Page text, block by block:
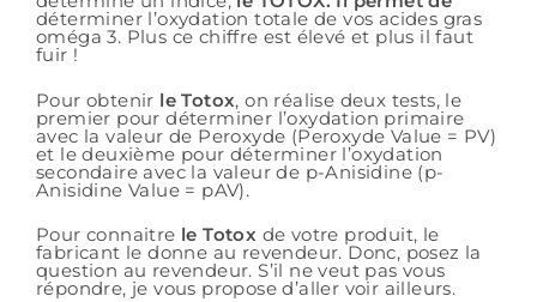
déterminer l’oxydation totale de vos acides gras
oméga 3. Plus ce chiffre est élevé et plus il faut
fuir !
Pour obtenir le Totox, on réalise deux tests, le
premier pour déterminer l’oxydation primaire
avec la valeur de Peroxyde (Peroxyde Value = PV)
et le deuxième pour déterminer l’oxydation
secondaire avec la valeur de p-Anisidine (p-
Anisidine Value = pAV).
Pour connaitre le Totox de votre produit, le
fabricant le donne au revendeur. Donc, posez la
question au revendeur. S’il ne veut pas vous
répondre, je vous propose d’aller voir ailleurs.